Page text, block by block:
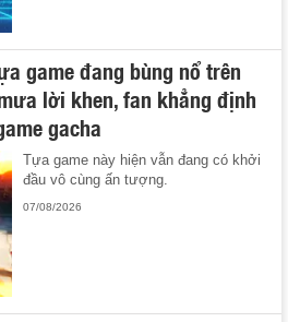
game đang bùng nổ trên
lời khen, fan khẳng định
gacha
Tựa game này hiện vẫn đang có khởi
đầu vô cùng ấn tượng.
07/08/2026